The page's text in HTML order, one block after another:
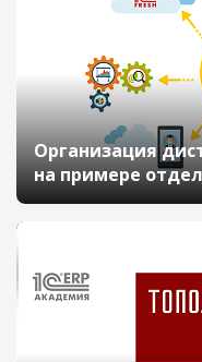
Организация
на примере